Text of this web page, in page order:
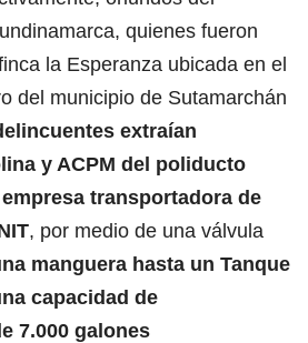
quienes fueron
la Esperanza ubicada en el
del municipio de Sutamarchán
extraían
y ACPM del poliducto
transportadora de
, por medio de una válvula
manguera hasta un Tanque
capacidad de
7.000 galones